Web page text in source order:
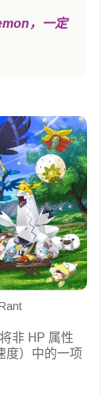
，一定
非 HP 属性
度）中的一项